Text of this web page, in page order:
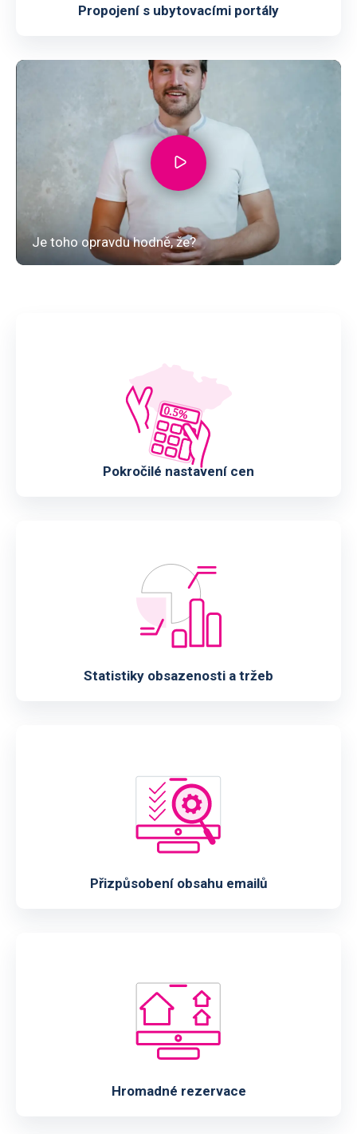
Propojení s ubytovacími portály
Pokročilé nastavení cen
Statistiky obsazenosti a tržeb
Přizpůsobení obsahu emailů
Hromadné rezervace